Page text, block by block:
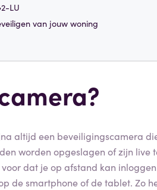
LU
van jouw woning
altijd een beveiligingscamera
worden opgeslagen of zijn live
dat je op afstand kan
de smartphone of de tablet. Zo